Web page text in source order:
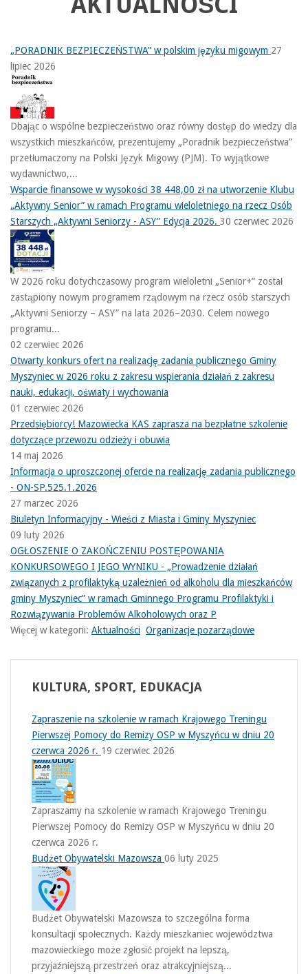
„PORADNIK BEZPIECZEŃSTWA” w polskim języku migowym 27
lipiec 2026
Dbając o wspólne bezpieczeństwo oraz równy dostęp do wiedzy dla
wszystkich mieszkańców, prezentujemy „Poradnik bezpieczeństwa”
przetłumaczony na Polski Język Migowy (PJM). To wyjątkowe
wydawnictwo,...
Wsparcie finansowe w wysokości 38 448,00 zł na utworzenie Klubu
„Aktywny Senior” w ramach Programu wieloletniego na rzecz Osób
Starszych „Aktywni Seniorzy - ASY” Edycja 2026. 30 czerwiec 2026
W 2026 roku dotychczasowy program wieloletni „Senior+” został
zastąpiony nowym programem rządowym na rzecz osób starszych
„Aktywni Seniorzy – ASY” na lata 2026–2030. Celem nowego
programu...
02 czerwiec 2026
Otwarty konkurs ofert na realizację zadania publicznego Gminy
Myszyniec w 2026 roku z zakresu wspierania działań z zakresu
nauki, edukacji, oświaty i wychowania
01 czerwiec 2026
Przedsiębiorcy! Mazowiecka KAS zaprasza na bezpłatne szkolenie
dotyczące przewozu odzieży i obuwia
14 maj 2026
Informacja o uproszczonej ofercie na realizację zadania publicznego
- ON-SP.525.1.2026
27 marzec 2026
Biuletyn Informacyjny - Wieści z Miasta i Gminy Myszyniec
09 luty 2026
OGŁOSZENIE O ZAKOŃCZENIU POSTĘPOWANIA
KONKURSOWEGO I JEGO WYNIKU - „Prowadzenie działań
związanych z profilaktyką uzależnień od alkoholu dla mieszkańców
gminy Myszyniec” w ramach Gminnego Programu Profilaktyki i
Rozwiązywania Problemów Alkoholowych oraz P
Więcej w kategorii: Aktualności Organizacje pozarządowe
KULTURA, SPORT, EDUKACJA
Zapraszenie na szkolenie w ramach Krajowego Treningu
Pierwszej Pomocy do Remizy OSP w Myszyńcu w dniu 20
czerwca 2026 r. 19 czerwiec 2026
Zapraszamy na szkolenie w ramach Krajowego Treningu
Pierwszej Pomocy do Remizy OSP w Myszyńcu w dniu 20
czerwca 2026 r.
Budżet Obywatelski Mazowsza 06 luty 2025
Budżet Obywatelski Mazowsza to szczególna forma
konsultacji społecznych. Każdy mieszkaniec województwa
mazowieckiego może zgłosić projekt na lepszą,
przyjaźniejszą przestrzeń oraz atrakcyjniejszą...